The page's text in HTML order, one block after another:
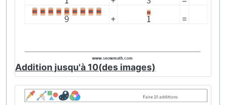
Addition jusqu'à 10(des images)